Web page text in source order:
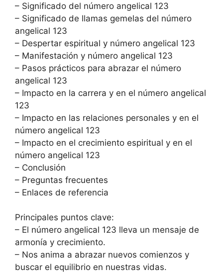
– Significado del número angelical 123
– Significado de llamas gemelas del número
angelical 123
– Despertar espiritual y número angelical 123
– Manifestación y número angelical 123
– Pasos prácticos para abrazar el número
angelical 123
– Impacto en la carrera y en el número angelical
123
– Impacto en las relaciones personales y en el
número angelical 123
– Impacto en el crecimiento espiritual y en el
número angelical 123
– Conclusión
– Preguntas frecuentes
– Enlaces de referencia
Principales puntos clave:
– El número angelical 123 lleva un mensaje de
armonía y crecimiento.
– Nos anima a abrazar nuevos comienzos y
buscar el equilibrio en nuestras vidas.